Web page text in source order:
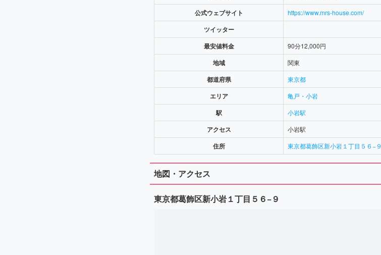
公式ウェブサイト https://www.mrs-house.com/
ツイッター
最安値料金
90分12,000円
地域 関東
都道府県 東京都
エリア 亀戸・小岩
駅 小岩駅
アクセス 小岩駅
住所 東京都葛飾区新小岩１丁目５６−９
地図・アクセス
東京都葛飾区新小岩１丁目５６−９